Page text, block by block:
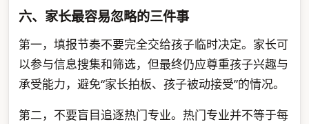
六、家长最容易忽略的三件事
第一，填报节奏不要完全交给孩子临时决定。家长可
以参与信息搜集和筛选，但最终仍应尊重孩子兴趣与
承受能力，避免“家长拍板、孩子被动接受”的情况。
第二，不要盲目追逐热门专业。热门专业并不等于每